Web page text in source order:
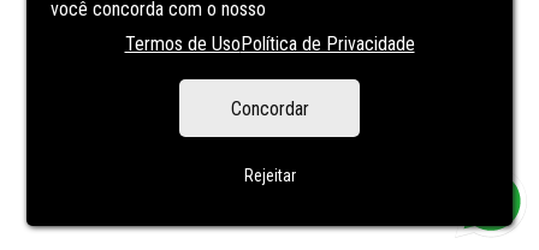
você concorda com o nosso
Termos de UsoPolítica de Privacidade
Concordar
Rejeitar